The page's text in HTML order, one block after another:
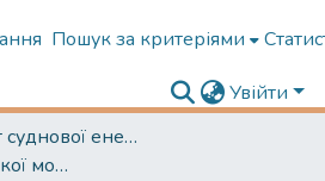
Пошук за критеріями
Увійти
Факультет суднової енергетики
Кафедра англійської мови в судновій енергетиці